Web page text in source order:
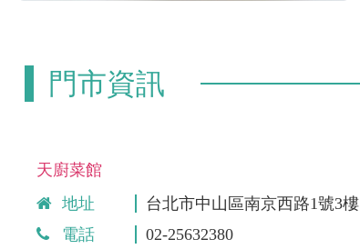
門市資訊
天廚菜館
地址
台北市中山區南京西路1號3樓
電話
02-25632380